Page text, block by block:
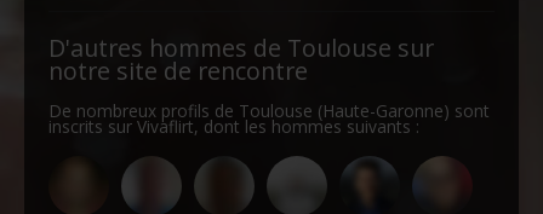
D'autres hommes de Toulouse sur
notre site de rencontre
De nombreux profils de Toulouse (Haute-Garonne) sont
inscrits sur Vivaflirt, dont les hommes suivants :